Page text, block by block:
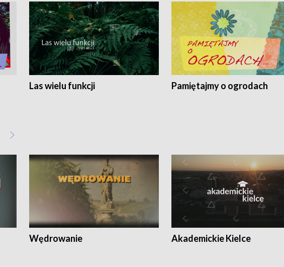
Las wielu funkcji Pamiętajmy o ogrodach
Wędrowanie Akademickie Kielce